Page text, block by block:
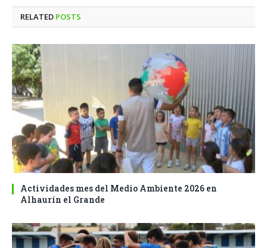
RELATED POSTS
Actividades mes del Medio Ambiente 2026 en
Alhaurín el Grande